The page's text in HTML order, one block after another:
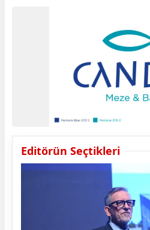
Editörün Seçtikleri